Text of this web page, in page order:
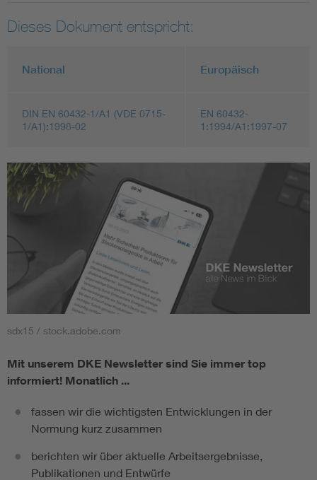
Dieses Dokument entspricht:
National Europäisch
DIN EN 60432-1/A1 (VDE 0715-
1/A1):1998-02
EN 60432-
1:1994/A1:1997-07
sdx15 / stock.adobe.com
Mit unserem DKE Newsletter sind Sie immer top
informiert! Monatlich ...
fassen wir die wichtigsten Entwicklungen in der
Normung kurz zusammen
berichten wir über aktuelle Arbeitsergebnisse,
Publikationen und Entwürfe